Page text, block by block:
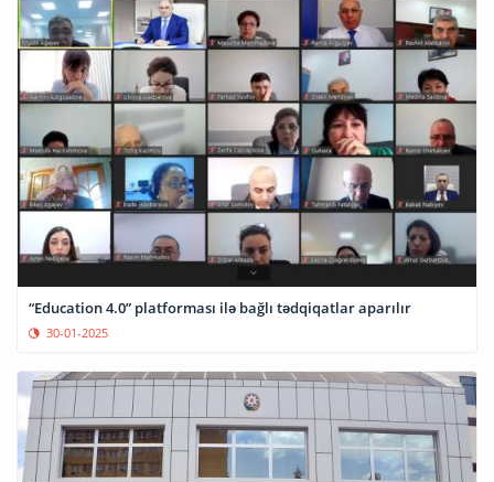
“Education 4.0” platforması ilə bağlı tədqiqatlar aparılır
30-01-2025